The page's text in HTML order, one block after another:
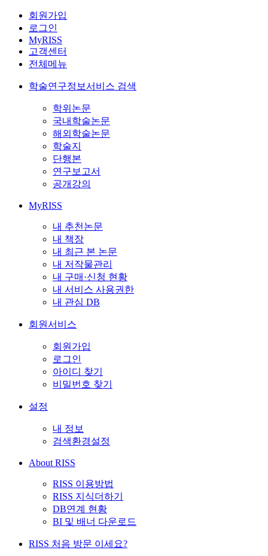
회원가입
로그인
MyRISS
고객센터
전체메뉴
학술연구정보서비스 검색
학위논문
국내학술논문
해외학술논문
학술지
단행본
연구보고서
공개강의
MyRISS
내 추천논문
내 책장
내 최근 본 논문
내 저작물관리
내 구매·신청 현황
내 서비스 사용권한
내 관심 DB
회원서비스
회원가입
로그인
아이디 찾기
비밀번호 찾기
설정
내 정보
검색환경설정
About RISS
RISS 이용방법
RISS 지식더하기
DB연계 현황
BI 및 배너 다운로드
RISS 처음 방문 이세요?